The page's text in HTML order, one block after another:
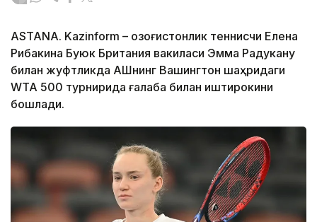
ASTANA. Kazinform – Қозоғистонлик теннисчи Елена
Рибакина Буюк Британия вакиласи Эмма Радукану
билан жуфтликда АҚШнинг Вашингтон шаҳридаги
WTA 500 турнирида ғалаба билан иштирокини
бошлади.